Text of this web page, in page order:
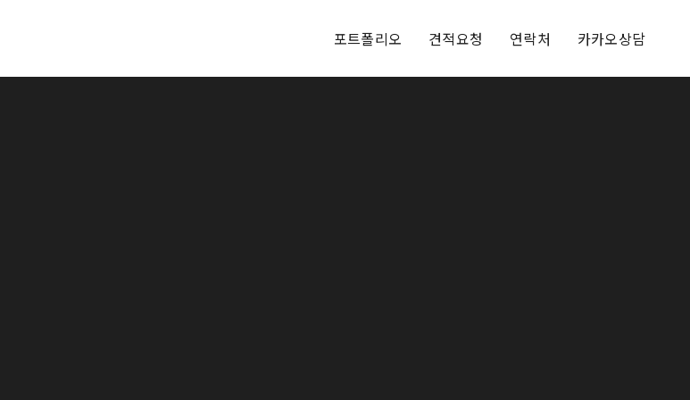
포트폴리오 견적요청 연락처 카카오상담